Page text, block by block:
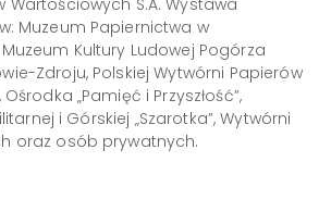
Wartościowych S.A. Wystawa
Muzeum Papiernictwa w
Kultury Ludowej Pogórza
Zdroju, Polskiej Wytwórni Papierów
„Pamięć i Przyszłość”,
i Górskiej „Szarotka”, Wytwórni
oraz osób prywatnych.